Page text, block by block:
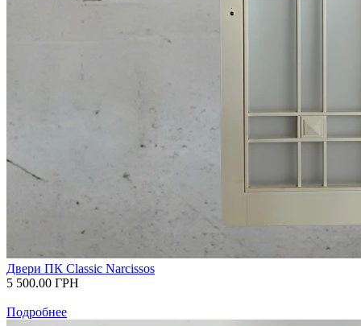
Двери ПК Classic Narcissos
5 500.00 ГРН
Подробнее